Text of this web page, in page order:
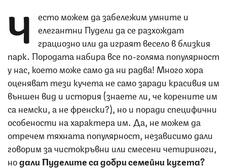
Ч
есто можем да забележим умните и
елегантни Пудели да се разхождат
грациозно или да играят весело в близкия
парк. Породата набира все по-голяма популярност
у нас, което може само да ни радва! Много хора
оценяват тези кучета не само заради красивия им
външен вид и история (знаете ли, че корените им
са немски, а не френски?), но и поради специфични
особености на характера им. Да, не можем да
отречем тяхната популярност, независимо дали
говорим за чистокръвни или смесени четириноги,
нодали Пуделите са добри семейни кучета?